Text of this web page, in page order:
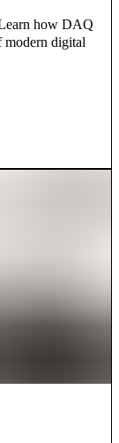
how DAQ
modern digital